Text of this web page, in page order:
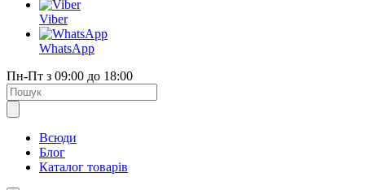
Viber
WhatsApp
Пн-Пт з 09:00 до 18:00
Всюди
Блог
Каталог товарів